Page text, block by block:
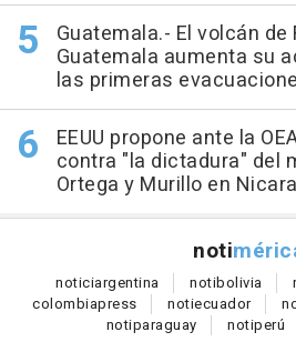
Guatemala.- El volcán de
Guatemala aumenta su
las primeras
EEUU propone ante la
contra "la dictadura" del
Ortega y Murillo en
noti
noticiargentina notibolivia
colombiapress notiecuador
notiparaguay notiperú